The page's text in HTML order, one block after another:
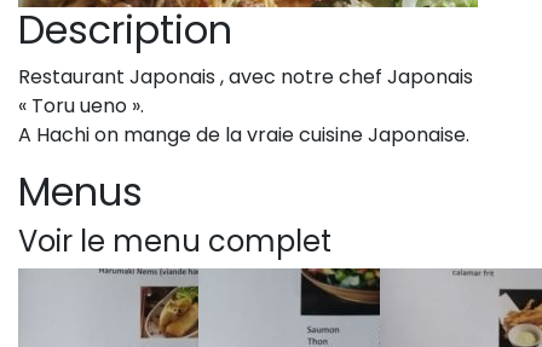
Description
Restaurant Japonais , avec notre chef Japonais
« Toru ueno ».
A Hachi on mange de la vraie cuisine Japonaise.
Menus
Voir le menu complet